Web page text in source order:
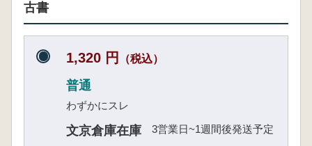
古書
1,320 円 （税込）
普通
わずかにスレ
文京倉庫在庫 3営業日~1週間後発送予定